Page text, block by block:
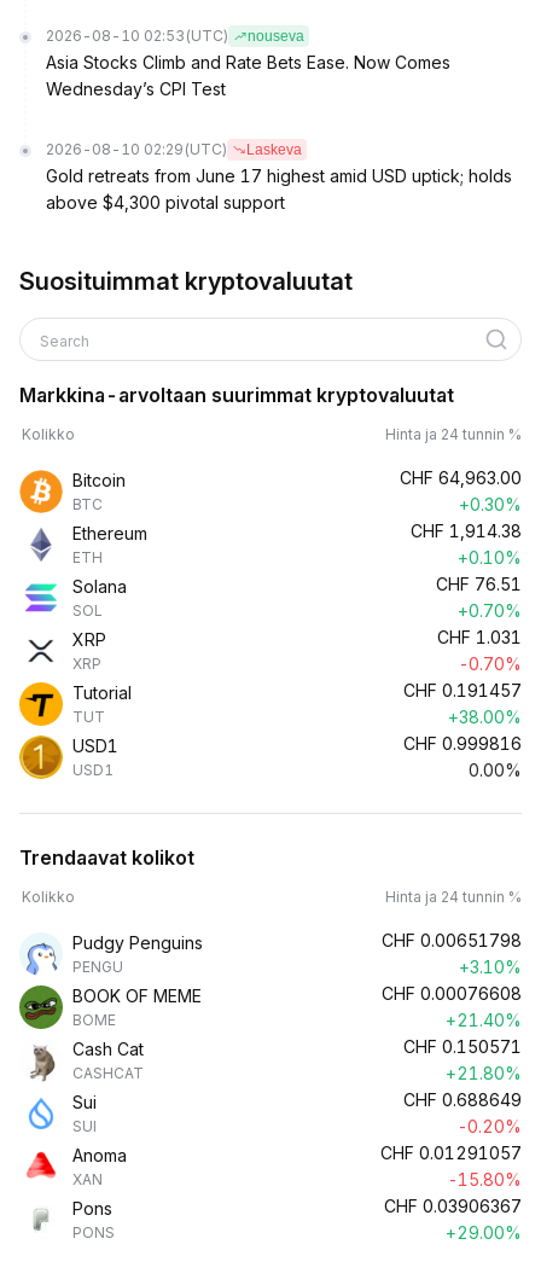
2026-08-10 02:53 (UTC) nouseva
Asia Stocks Climb and Rate Bets Ease. Now Comes
Wednesday’s CPI Test
2026-08-10 02:29 (UTC) Laskeva
Gold retreats from June 17 highest amid USD uptick; holds
above $4,300 pivotal support
Suosituimmat kryptovaluutat
Search
Markkina-arvoltaan suurimmat kryptovaluutat
Kolikko Hinta ja 24 tunnin %
Bitcoin
BTC
CHF 64,963.00
+0.30%
Ethereum
ETH
CHF 1,914.38
+0.10%
Solana
SOL
CHF 76.51
+0.70%
XRP
XRP
CHF 1.031
-0.70%
Tutorial
TUT
CHF 0.191457
+38.00%
USD1
USD1
CHF 0.999816
0.00%
Trendaavat kolikot
Kolikko Hinta ja 24 tunnin %
Pudgy Penguins
PENGU
CHF 0.00651798
+3.10%
BOOK OF MEME
BOME
CHF 0.00076608
+21.40%
Cash Cat
CASHCAT
CHF 0.150571
+21.80%
Sui
SUI
CHF 0.688649
-0.20%
Anoma
XAN
CHF 0.01291057
-15.80%
Pons
PONS
CHF 0.03906367
+29.00%